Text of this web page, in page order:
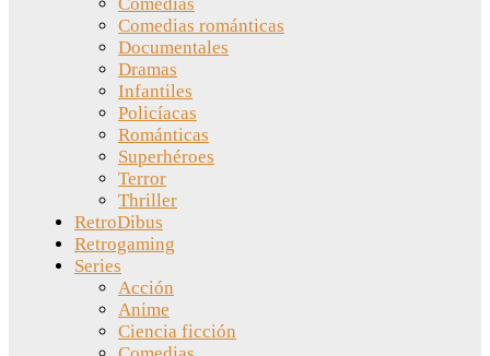
Comedias románticas
Documentales
Dramas
Infantiles
Policíacas
Románticas
Superhéroes
Terror
Thriller
RetroDibus
Retrogaming
Series
Acción
Anime
Ciencia ficción